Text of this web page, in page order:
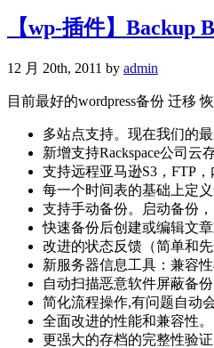
【wp-插件】Backup
12 月 20th, 2011 by admin
目前最好的wordpress备份 迁移
多站点支持。现在我们的
新增支​​持Rackspace公司云
支持远程亚马逊S3，FTP，
每一个时间表的基础上定义
支持手动备份。启动备份
快速备份后创建或编辑文
改进的状态反馈（简单和
新服务器信息工具：兼容
自动扫描恶意软件屏蔽备份
简化流程操作,有问题自动
全面改进的性能和兼容性。
更强大的存档的完整性验证